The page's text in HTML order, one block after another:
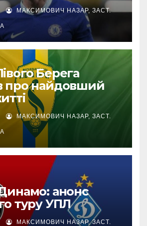
МАКСИМОВИЧ НАЗАР, ЗАСТ.
Берега
про найдовший
МАКСИМОВИЧ НАЗАР, ЗАСТ.
анонс
туру УПЛ
МАКСИМОВИЧ НАЗАР, ЗАСТ.